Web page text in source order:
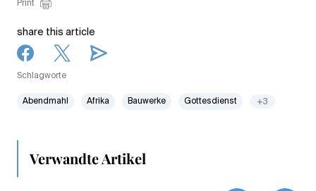
Print
share this article
Schlagworte
Abendmahl Afrika Bauwerke Gottesdienst +3
Verwandte Artikel